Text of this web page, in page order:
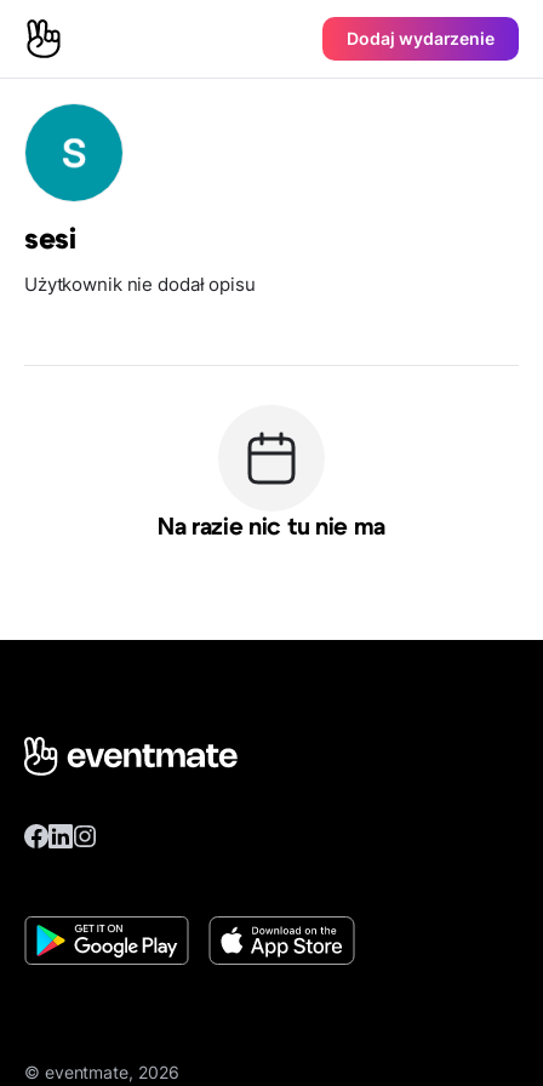
Dodaj wydarzenie
sesi
Użytkownik nie dodał opisu
Na razie nic tu nie ma
© eventmate, 2026